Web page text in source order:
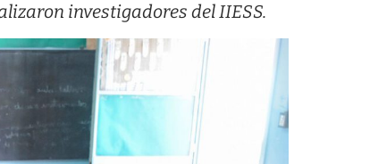
investigadores del IIESS.